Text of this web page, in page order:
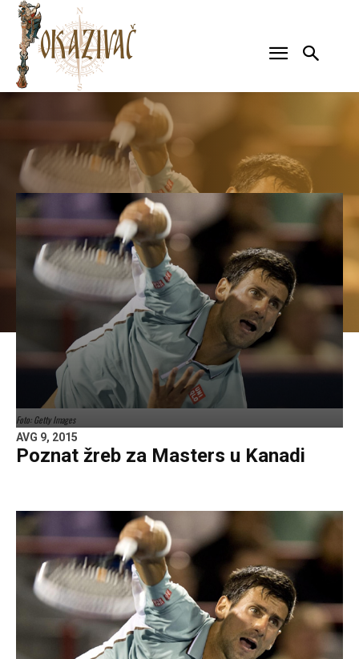
Foto: Getty Images
AVG 9, 2015
Poznat žreb za Masters u Kanadi